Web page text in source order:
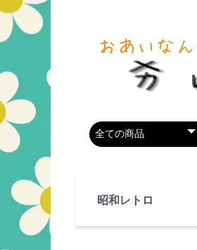
商品カテゴリを選択
昭和レトロ